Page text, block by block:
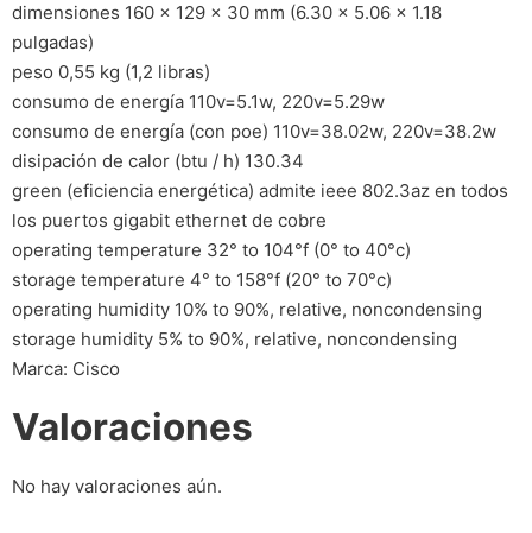
dimensiones 160 x 129 x 30 mm (6.30 x 5.06 x 1.18
pulgadas)
peso 0,55 kg (1,2 libras)
consumo de energía 110v=5.1w, 220v=5.29w
consumo de energía (con poe) 110v=38.02w, 220v=38.2w
disipación de calor (btu / h) 130.34
green (eficiencia energética) admite ieee 802.3az en todos
los puertos gigabit ethernet de cobre
operating temperature 32° to 104°f (0° to 40°c)
storage temperature 4° to 158°f (20° to 70°c)
operating humidity 10% to 90%, relative, noncondensing
storage humidity 5% to 90%, relative, noncondensing
Marca: Cisco
Valoraciones
No hay valoraciones aún.